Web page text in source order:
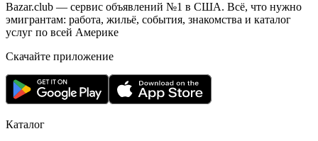
Bazar.club — сервис объявлений №1 в США. Всё, что нужно
эмигрантам: работа, жильё, события, знакомства и каталог
услуг по всей Америке
Скачайте приложение
Каталог